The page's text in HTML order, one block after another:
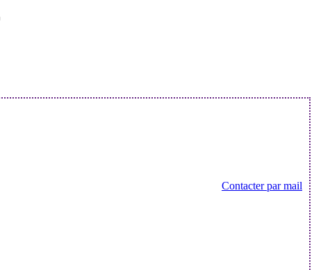
Contacter par mail